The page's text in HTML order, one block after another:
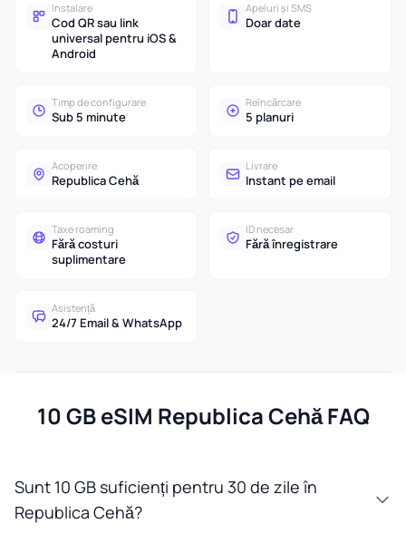
Instalare
Cod QR sau link
universal pentru iOS &
Android
Apeluri și SMS
Doar date
Timp de configurare
Sub 5 minute
Reîncărcare
5 planuri
Acoperire
Republica Cehă
Livrare
Instant pe email
Taxe roaming
Fără costuri
suplimentare
ID necesar
Fără înregistrare
Asistență
24/7 Email & WhatsApp
10 GB eSIM Republica Cehă FAQ
Sunt 10 GB suficienți pentru 30 de zile în
Republica Cehă?